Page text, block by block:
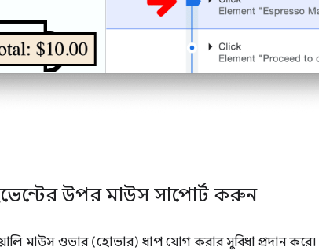
উপর মাউস সাপোর্ট করুন
মাউস ওভার (হোভার) ধাপ যোগ করার সুবিধা প্রদান করে।